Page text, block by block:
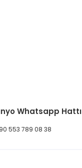
Whatsapp Hattı
553 789 08 38